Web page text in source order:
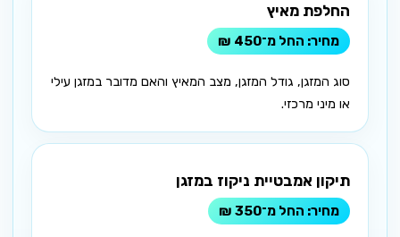
החלפת מאיץ
החל מ־450 ₪
סוג המזגן, גודל המזגן, מצב המאיץ והאם מדובר במזגן עילי
או מיני מרכזי.
תיקון אמבטיית ניקוז במזגן
החל מ־350 ₪